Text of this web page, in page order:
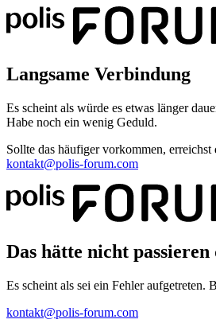
Langsame Verbindung
Es scheint als würde es etwas länger
Habe noch ein wenig Geduld.
Sollte das häufiger vorkommen,
kontakt@polis-forum.com
Das hätte nicht
Es scheint als sei ein Fehler aufgetreten.
kontakt@polis-forum.com